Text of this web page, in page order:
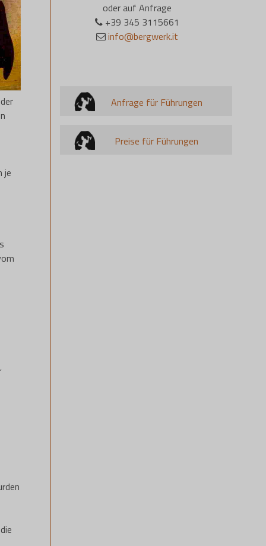
je
oder auf Anfrage
+39 345 3115661
info@bergwerk.it
Anfrage für Führungen
Preise für Führungen